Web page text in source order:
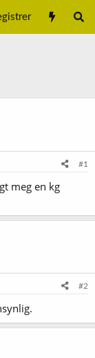
#1
meg en kg
#2